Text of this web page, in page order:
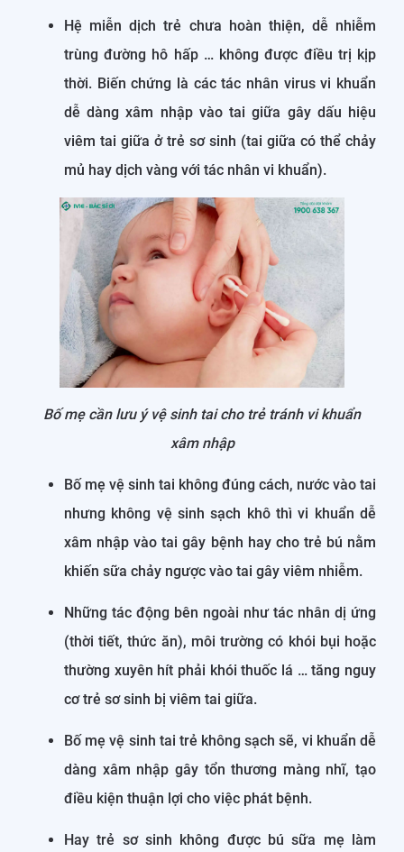
Hệ miễn dịch trẻ chưa hoàn thiện, dễ nhiễm
trùng đường hô hấp … không được điều trị kịp
thời. Biến chứng là các tác nhân virus vi khuẩn
dễ dàng xâm nhập vào tai giữa gây dấu hiệu
viêm tai giữa ở trẻ sơ sinh (tai giữa có thể chảy
mủ hay dịch vàng với tác nhân vi khuẩn).
Bố mẹ cần lưu ý vệ sinh tai cho trẻ tránh vi khuẩn
xâm nhập
Bố mẹ vệ sinh tai không đúng cách, nước vào tai
nhưng không vệ sinh sạch khô thì vi khuẩn dễ
xâm nhập vào tai gây bệnh hay cho trẻ bú nằm
khiến sữa chảy ngược vào tai gây viêm nhiễm.
Những tác động bên ngoài như tác nhân dị ứng
(thời tiết, thức ăn), môi trường có khói bụi hoặc
thường xuyên hít phải khói thuốc lá … tăng nguy
cơ trẻ sơ sinh bị viêm tai giữa.
Bố mẹ vệ sinh tai trẻ không sạch sẽ, vi khuẩn dễ
dàng xâm nhập gây tổn thương màng nhĩ, tạo
điều kiện thuận lợi cho việc phát bệnh.
Hay trẻ sơ sinh không được bú sữa mẹ làm